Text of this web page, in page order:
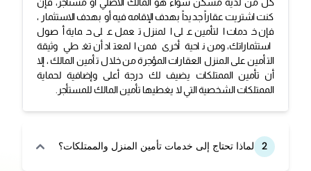
كنت اشتريت عقاراً جديداً بهدف الإقامه فيه أو بهدف الاستثمار ،
فإن خدمات التأمين على المنزل تعمل على حماية أصول
استثماراتك، ومن ناحية أخرى فمن المعتاد أن تغطي وثيقة
التأمين على المنزل العقارات المؤجرة من خلال تأمين المالك، إلا
أن تأمين الممتلكات يضيف لك درجة أعلى وإضافية لحماية
الممتلكات الشخصية التي لا يغطيها تأمين المالك للمستأجر.
2 لماذا تحتاج إلى خدمات تأمين المنزل والممتلكات؟